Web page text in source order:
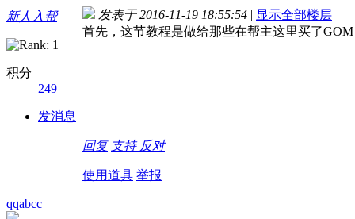
新人入帮
积分
249
发消息
发表于 2016-11-19 18:55:54 | 显示全部楼层
首先，这节教程是做给那些在帮主这里买了GOM
回复 支持 反对
使用道具 举报
qqabcc